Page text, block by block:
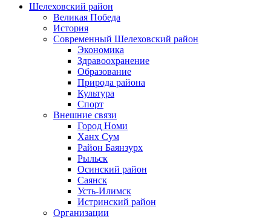
Шелеховский район
Великая Победа
История
Современный Шелеховский район
Экономика
Здравоохранение
Образование
Природа района
Культура
Спорт
Внешние связи
Город Номи
Ханх Сум
Район Баянзурх
Рыльск
Осинский район
Саянск
Усть-Илимск
Истринский район
Организации